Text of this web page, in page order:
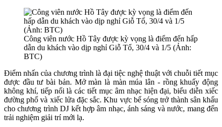
Công viên nước Hồ Tây được kỳ vọng là điểm đến hấp
dẫn du khách vào dịp nghỉ Giỗ Tổ, 30/4 và 1/5 (Ảnh:
BTC)
Điểm nhấn của chương trình là đại tiệc nghệ thuật với chuỗi tiết mục
được đầu tư bài bản. Mở màn là màn múa lân - rồng khuấy động
không khí, tiếp nối là các tiết mục âm nhạc hiện đại, biểu diễn xiếc
đường phố và xiếc lửa đặc sắc. Khu vực bể sóng trở thành sân khấu
cho chương trình DJ kết hợp âm nhạc, ánh sáng và nước, mang đến
trải nghiệm giải trí mới lạ.